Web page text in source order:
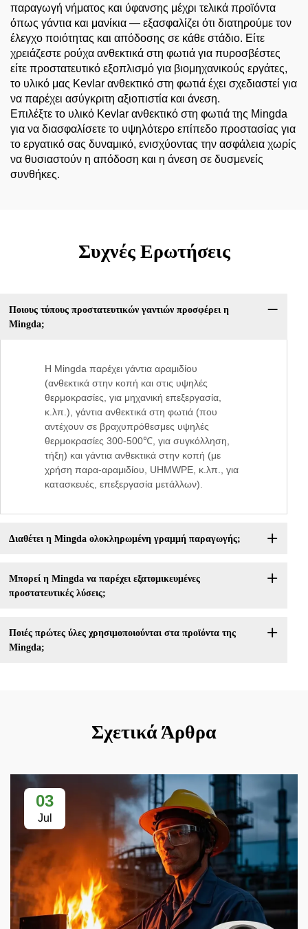
παραγωγή νήματος και ύφανσης μέχρι τελικά προϊόντα
όπως γάντια και μανίκια — εξασφαλίζει ότι διατηρούμε τον
έλεγχο ποιότητας και απόδοσης σε κάθε στάδιο. Είτε
χρειάζεστε ρούχα ανθεκτικά στη φωτιά για πυροσβέστες
είτε προστατευτικό εξοπλισμό για βιομηχανικούς εργάτες,
το υλικό μας Kevlar ανθεκτικό στη φωτιά έχει σχεδιαστεί για
να παρέχει ασύγκριτη αξιοπιστία και άνεση.
Επιλέξτε το υλικό Kevlar ανθεκτικό στη φωτιά της Mingda
για να διασφαλίσετε το υψηλότερο επίπεδο προστασίας για
το εργατικό σας δυναμικό, ενισχύοντας την ασφάλεια χωρίς
να θυσιαστούν η απόδοση και η άνεση σε δυσμενείς
συνθήκες.
Συχνές Ερωτήσεις
Ποιους τύπους προστατευτικών γαντιών προσφέρει η
Mingda;
Η Mingda παρέχει γάντια αραμιδίου
(ανθεκτικά στην κοπή και στις υψηλές
θερμοκρασίες, για μηχανική επεξεργασία,
κ.λπ.), γάντια ανθεκτικά στη φωτιά (που
αντέχουν σε βραχυπρόθεσμες υψηλές
θερμοκρασίες 300-500℃, για συγκόλληση,
τήξη) και γάντια ανθεκτικά στην κοπή (με
χρήση παρα-αραμιδίου, UHMWPE, κ.λπ., για
κατασκευές, επεξεργασία μετάλλων).
Διαθέτει η Mingda ολοκληρωμένη γραμμή παραγωγής;
Μπορεί η Mingda να παρέχει εξατομικευμένες
προστατευτικές λύσεις;
Ποιές πρώτες ύλες χρησιμοποιούνται στα προϊόντα της
Mingda;
Σχετικά Άρθρα
03
Jul